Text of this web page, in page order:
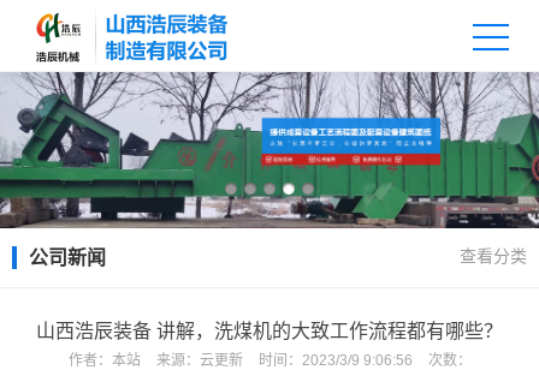
公司新闻 查看分类
山西浩辰装备 讲解，洗煤机的大致工作流程都有哪些？
作者： 本站 来源： 云更新 时间： 2023/3/9 9:06:56 次数：